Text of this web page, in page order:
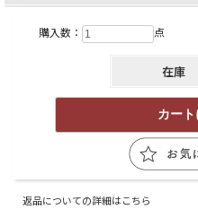
購入数： 点
在庫
返品についての詳細はこちら